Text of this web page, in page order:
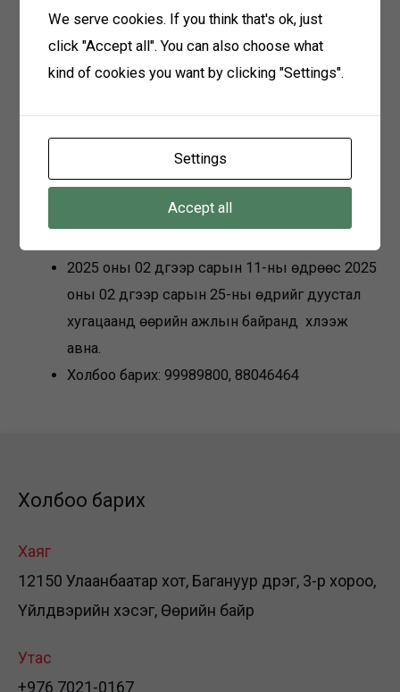
Бүрдүүлэх материал
Анкет
Мэргэжлийн үнэмлэхийн хуулбар
Иргэний үнэмлэхийн хуулбар
Материал хүлээн авах
2025 оны 02 дүгээр сарын 11-ны өдрөөс 2025
оны 02 дүгээр сарын 25-ны өдрийг дуустал
хугацаанд өөрийн ажлын байранд хүлээж
авна.
Холбоо барих: 99989800, 88046464
Холбоо барих
Хаяг
12150 Улаанбаатар хот, Багануур дүүрэг, 3-р хороо,
Үйлдвэрийн хэсэг, Өөрийн байр
Утас
+976 7021-0167
We serve cookies. If you think that's ok, just
click "Accept all". You can also choose what
kind of cookies you want by clicking "Settings".
Settings
Accept all